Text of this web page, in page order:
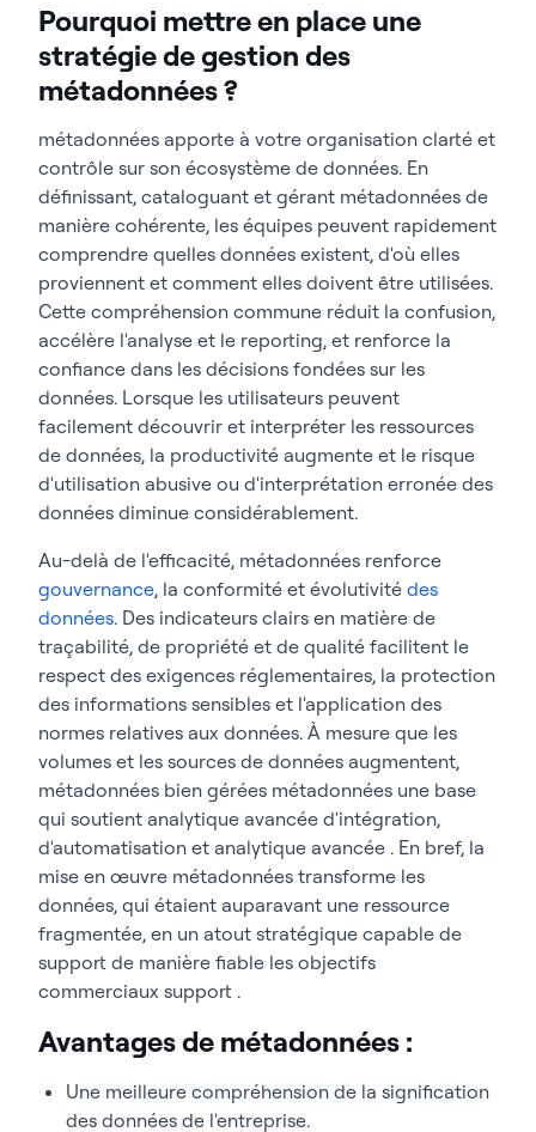
Pourquoi mettre en place une
stratégie de gestion des
métadonnées ?
métadonnées apporte à votre organisation clarté et
contrôle sur son écosystème de données. En
définissant, cataloguant et gérant métadonnées de
manière cohérente, les équipes peuvent rapidement
comprendre quelles données existent, d'où elles
proviennent et comment elles doivent être utilisées.
Cette compréhension commune réduit la confusion,
accélère l'analyse et le reporting, et renforce la
confiance dans les décisions fondées sur les
données. Lorsque les utilisateurs peuvent
facilement découvrir et interpréter les ressources
de données, la productivité augmente et le risque
d'utilisation abusive ou d'interprétation erronée des
données diminue considérablement.
Au-delà de l'efficacité, métadonnées renforce
gouvernance, la conformité et évolutivité des
données. Des indicateurs clairs en matière de
traçabilité, de propriété et de qualité facilitent le
respect des exigences réglementaires, la protection
des informations sensibles et l'application des
normes relatives aux données. À mesure que les
volumes et les sources de données augmentent,
métadonnées bien gérées métadonnées une base
qui soutient analytique avancée d'intégration,
d'automatisation et analytique avancée . En bref, la
mise en œuvre métadonnées transforme les
données, qui étaient auparavant une ressource
fragmentée, en un atout stratégique capable de
support de manière fiable les objectifs
commerciaux support .
Avantages de métadonnées :
Une meilleure compréhension de la signification
des données de l'entreprise.